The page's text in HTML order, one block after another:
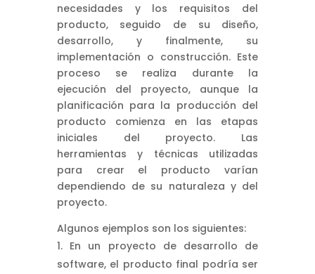
necesidades y los requisitos del
producto, seguido de su diseño,
desarrollo, y finalmente, su
implementación o construcción. Este
proceso se realiza durante la
ejecución del proyecto, aunque la
planificación para la producción del
producto comienza en las etapas
iniciales del proyecto. Las
herramientas y técnicas utilizadas
para crear el producto varían
dependiendo de su naturaleza y del
proyecto.
Algunos ejemplos son los siguientes:
En un proyecto de desarrollo de
software, el producto final podría ser